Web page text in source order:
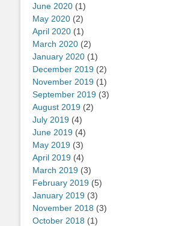
June 2020 (1)
May 2020 (2)
April 2020 (1)
March 2020 (2)
January 2020 (1)
December 2019 (2)
November 2019 (1)
September 2019 (3)
August 2019 (2)
July 2019 (4)
June 2019 (4)
May 2019 (3)
April 2019 (4)
March 2019 (3)
February 2019 (5)
January 2019 (3)
November 2018 (3)
October 2018 (1)